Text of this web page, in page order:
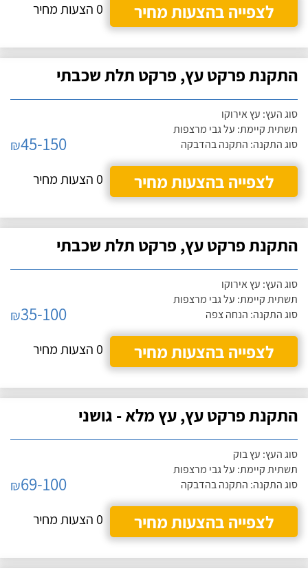
לצפייה בהצעות מחיר 0 הצעות מחיר
התקנת פרקט עץ, פרקט תלת שכבתי
סוג העץ: עץ אירוקו
תשתית קיימת: על גבי מרצפות
סוג התקנה: התקנה בהדבקה
₪45-150
לצפייה בהצעות מחיר
0 הצעות מחיר
התקנת פרקט עץ, פרקט תלת שכבתי
סוג העץ: עץ אירוקו
תשתית קיימת: על גבי מרצפות
סוג התקנה: הנחה צפה
₪35-100
לצפייה בהצעות מחיר
0 הצעות מחיר
התקנת פרקט עץ, עץ מלא - גושני
סוג העץ: עץ בוק
תשתית קיימת: על גבי מרצפות
סוג התקנה: התקנה בהדבקה
₪69-100
לצפייה בהצעות מחיר
0 הצעות מחיר